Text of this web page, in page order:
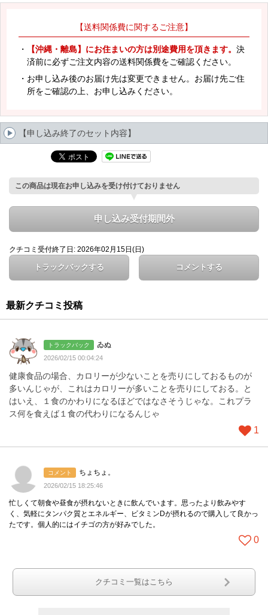
【送料関係費に関するご注意】
・ 【沖縄・離島】にお住まいの方は別途費用を頂きます。 決
済前に必ずご注文内容の送料関係費をご確認ください。
・お申し込み後のお届け先は変更できません。お届け先ご住
所をご確認の上、お申し込みください。
【申し込み終了のセット内容】
この商品は現在お申し込みを受け付けておりません
申し込み受付期間外
クチコミ受付終了日: 2026年02月15日(日)
トラックバックする コメントする
最新クチコミ投稿
トラックバック ゐぬ
2026/02/15 00:04:24
健康食品の場合、カロリーが少ないことを売りにしておるものが
多いんじゃが、これはカロリーが多いことを売りにしておる。と
はいえ、１食のかわりになるほどではなさそうじゃな。これプラ
ス何を食えば１食の代わりになるんじゃ
1
コメント ちょちょ。
2026/02/15 18:25:46
忙しくて朝食や昼食が摂れないときに飲んでいます。思ったより飲みやす
く、気軽にタンパク質とエネルギー、ビタミンDが摂れるので購入して良かっ
たです。個人的にはイチゴの方が好みでした。
0
クチコミ一覧はこちら